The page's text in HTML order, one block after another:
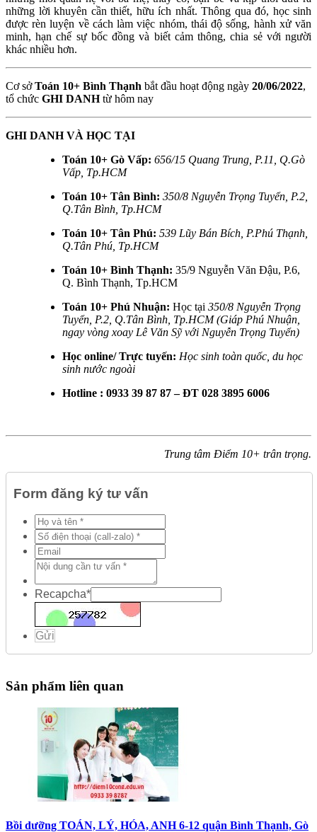
những lời khuyên cần thiết, hữu ích nhất. Thông qua đó, học sinh
được rèn luyện về cách làm việc nhóm, thái độ sống, hành xử văn
minh, hạn chế sự bốc đồng và biết cảm thông, chia sẻ với người
khác nhiều hơn.
Cơ sởToán 10+ Bình Thạnh bắt đầu hoạt động ngày 20/06/2022,
tổ chức GHI DANHtừ hôm nay
GHI DANH VÀ HỌC TẠI
Toán 10+ Gò Vấp: 656/15 Quang Trung, P.11, Q.Gò
Vấp, Tp.HCM
Toán 10+ Tân Bình: 350/8 Nguyễn Trọng Tuyển, P.2,
Q.Tân Bình, Tp.HCM
Toán 10+ Tân Phú: 539 Lũy Bán Bích, P.Phú Thạnh,
Q.Tân Phú, Tp.HCM
Toán 10+ Bình Thạnh: 35/9 Nguyễn Văn Đậu, P.6,
Q. Bình Thạnh, Tp.HCM
Toán 10+ Phú Nhuận: Học tại 350/8 Nguyễn Trọng
Tuyển, P.2, Q.Tân Bình, Tp.HCM (Giáp Phú Nhuận,
ngay vòng xoay Lê Văn Sỹ với Nguyễn Trọng Tuyển)
Học online/ Trực tuyến: Học sinh toàn quốc, du học
sinh nước ngoài
Hotline : 0933 39 87 87 – ĐT 028 3895 6006
Trung tâm Điểm 10+ trân trọng.
Form đăng ký tư vấn
Recapcha*
Gửi
Sản phẩm liên quan
Bồi dưỡng TOÁN, LÝ, HÓA, ANH 6-12 quận Bình Thạnh, Gò